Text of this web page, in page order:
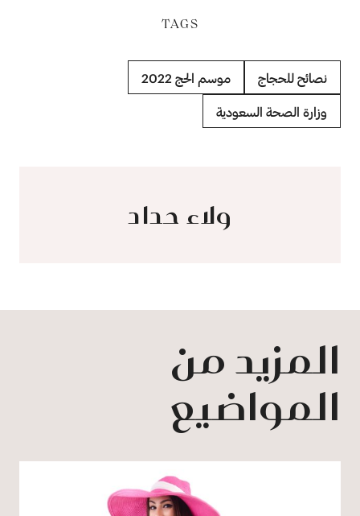
TAGS
نصائح للحجاج موسم الحج 2022
وزارة الصحة السعودية
ولاء حداد
المزيد من
المواضيع